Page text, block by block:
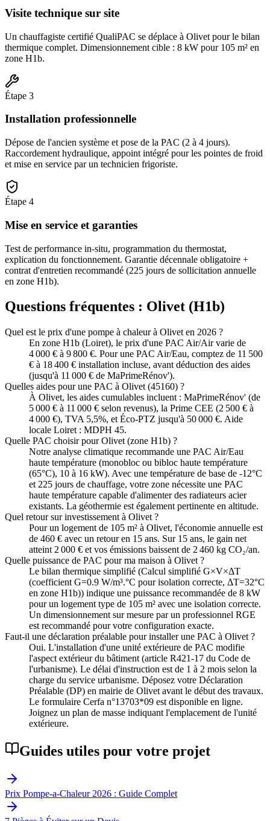
Visite technique sur site
Un chauffagiste certifié QualiPAC se déplace à Olivet pour le bilan
thermique complet. Dimensionnement cible : 8 kW pour 105 m² en
zone H1b.
Étape 3
Installation professionnelle
Dépose de l'ancien système et pose de la PAC (2 à 4 jours).
Raccordement hydraulique, appoint intégré pour les pointes de froid
et mise en service par un technicien frigoriste.
Étape 4
Mise en service et garanties
Test de performance in-situ, programmation du thermostat,
explication du fonctionnement. Garantie décennale obligatoire +
contrat d'entretien recommandé (225 jours de sollicitation annuelle
en zone H1b).
Questions fréquentes : Olivet (H1b)
Quel est le prix d'une pompe à chaleur à Olivet en 2026 ?
En zone H1b (Loiret), le prix d'une PAC Air/Air varie de
4 000 € à 9 800 €. Pour une PAC Air/Eau, comptez de 11 500
€ à 18 400 € installation incluse, avant déduction des aides
(jusqu'à 11 000 € de MaPrimeRénov').
Quelles aides pour une PAC à Olivet (45160) ?
À Olivet, les aides cumulables incluent : MaPrimeRénov' (de
5 000 € à 11 000 € selon revenus), la Prime CEE (2 500 € à
4 000 €), TVA 5,5%, et Éco-PTZ jusqu'à 50 000 €. Aide
locale Loiret : MDPH 45.
Quelle PAC choisir pour Olivet (zone H1b) ?
Notre analyse climatique recommande une PAC Air/Eau
haute température (monobloc ou bibloc haute température
(65°C), 10 à 16 kW). Avec une température de base de -12°C
et 225 jours de chauffage, votre zone nécessite une PAC
haute température capable d'alimenter des radiateurs acier
existants. La géothermie est également pertinente en altitude.
Quel retour sur investissement à Olivet ?
Pour un logement de 105 m² à Olivet, l'économie annuelle est
de 460 € avec un retour en 15 ans. Sur 15 ans, le gain net
atteint 2 000 € et vos émissions baissent de 2 460 kg CO₂/an.
Quelle puissance de PAC pour ma maison à Olivet ?
Le bilan thermique simplifié (Calcul simplifié G×V×ΔT
(coefficient G=0.9 W/m³.°C pour isolation correcte, ΔT=32°C
en zone H1b)) indique une puissance recommandée de 8 kW
pour un logement type de 105 m² avec une isolation correcte.
Un dimensionnement sur mesure par un professionnel RGE
est recommandé pour votre configuration exacte.
Faut-il une déclaration préalable pour installer une PAC à Olivet ?
Oui. L'installation d'une unité extérieure de PAC modifie
l'aspect extérieur du bâtiment (article R421-17 du Code de
l'urbanisme). Le délai d'instruction est de 1 à 2 mois selon la
charge du service urbanisme. Déposez votre Déclaration
Préalable (DP) en mairie de Olivet avant le début des travaux.
Le formulaire Cerfa n°13703*09 est disponible en ligne.
Joignez un plan de masse indiquant l'emplacement de l'unité
extérieure.
Guides utiles pour votre projet
Prix Pompe-a-Chaleur 2026 : Guide Complet